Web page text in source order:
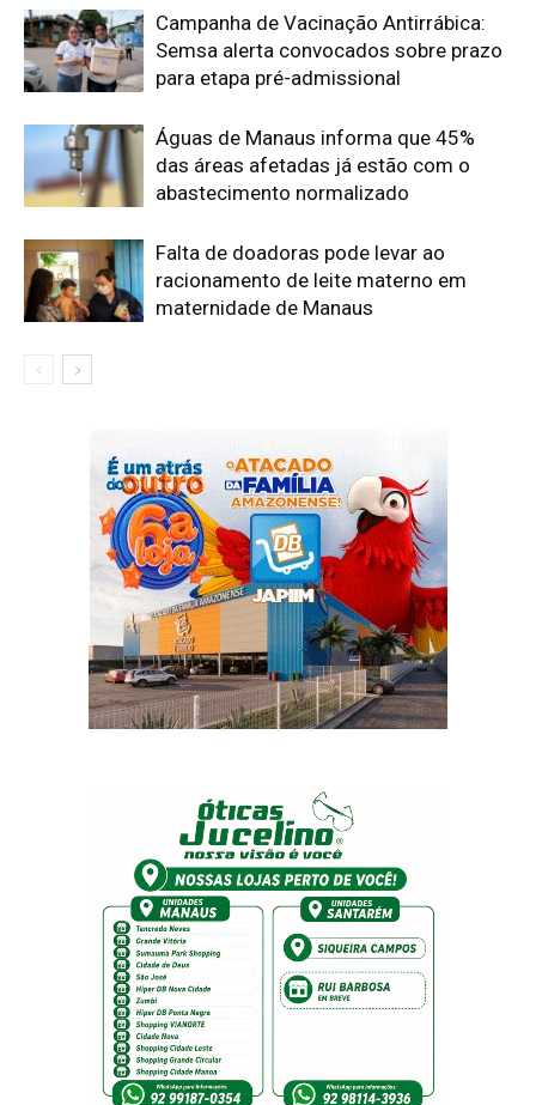
Campanha de Vacinação Antirrábica:
Semsa alerta convocados sobre prazo
para etapa pré-admissional
Águas de Manaus informa que 45%
das áreas afetadas já estão com o
abastecimento normalizado
Falta de doadoras pode levar ao
racionamento de leite materno em
maternidade de Manaus